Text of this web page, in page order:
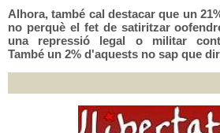
Alhora, també cal destacar que un
no perquè el fet de satiritzar
una repressió legal o militar
També un 2% d'aquests no sap que